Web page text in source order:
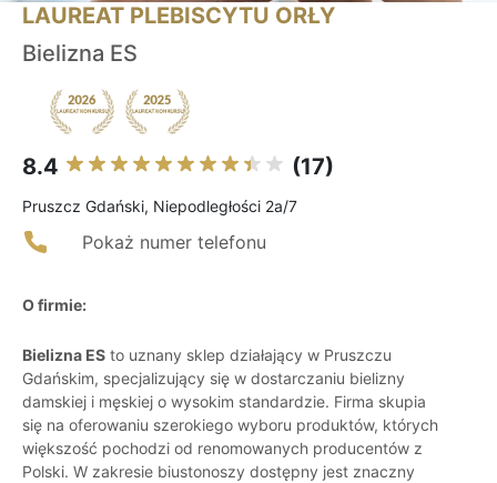
LAUREAT PLEBISCYTU ORŁY
Bielizna ES
8.4 (17)
Pruszcz Gdański, Niepodległości 2a/7
Pokaż numer telefonu
O firmie:
Bielizna ES to uznany sklep działający w Pruszczu
Gdańskim, specjalizujący się w dostarczaniu bielizny
damskiej i męskiej o wysokim standardzie. Firma skupia
się na oferowaniu szerokiego wyboru produktów, których
większość pochodzi od renomowanych producentów z
Polski. W zakresie biustonoszy dostępny jest znaczny